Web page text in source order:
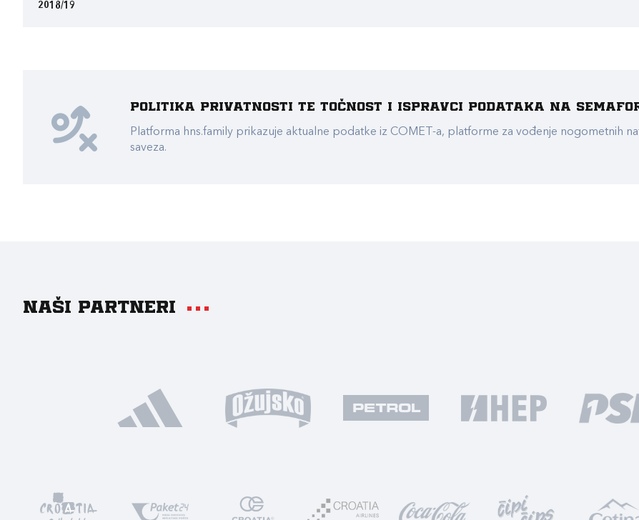
2018/19
Politika privatnosti te točnost i ispravci podataka na
Platforma hns.family prikazuje aktualne podatke iz COMET-a, platforme za vođenje nogometnih
saveza.
Naši partneri